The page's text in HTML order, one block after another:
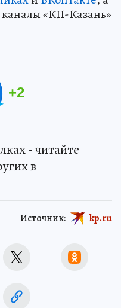
«КП-Казань»
+2
- читайте
в
Источник: kp.ru